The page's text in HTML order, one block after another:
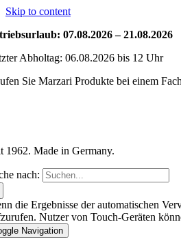
Skip to content
07.08.2026 – 21.08.2026
Abholtag: 06.08.2026 bis 12 Uhr
Sie Marzari Produkte bei einem
1962. Made in Germany.
nach:
die Ergebnisse der automatischen
Nutzer von Touch-Geräten
Navigation